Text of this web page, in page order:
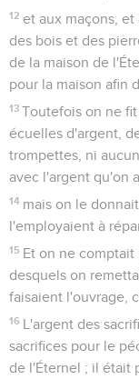
12 et aux maçons,
des bois et des
de la maison de
pour la maison afin
13 Toutefois on ne
écuelles d'argent,
trompettes, ni
avec l'argent qu'on
14 mais on le
l'employaient à
15 Et on ne comptait
desquels on
faisaient l'ouvrage,
16 L'argent des
sacrifices pour le
de l'Éternel ; il était